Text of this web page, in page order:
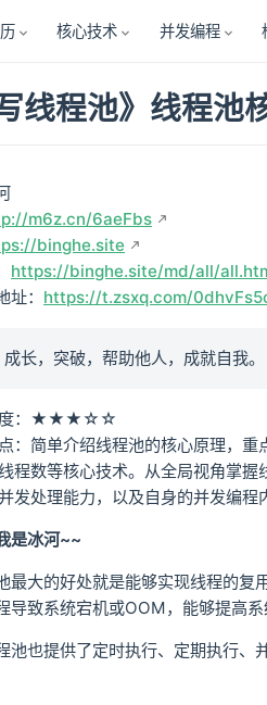
核心技术 并发编程
线程池》线程
m6z.cn/6aeFbs
binghe.site
https://binghe.site/md/all/
： https://t.zsxq.com/
长，突破，帮助他人，成就自我。
度：★★★☆☆
：简单介绍线程池的核心原理，
程数等核心技术。从全局视角掌
发处理能力，以及自身的并发编程
是冰河~~
最大的好处就是能够实现线程的复
导致系统宕机或OOM，能够提高
池也提供了定时执行、定期执行、